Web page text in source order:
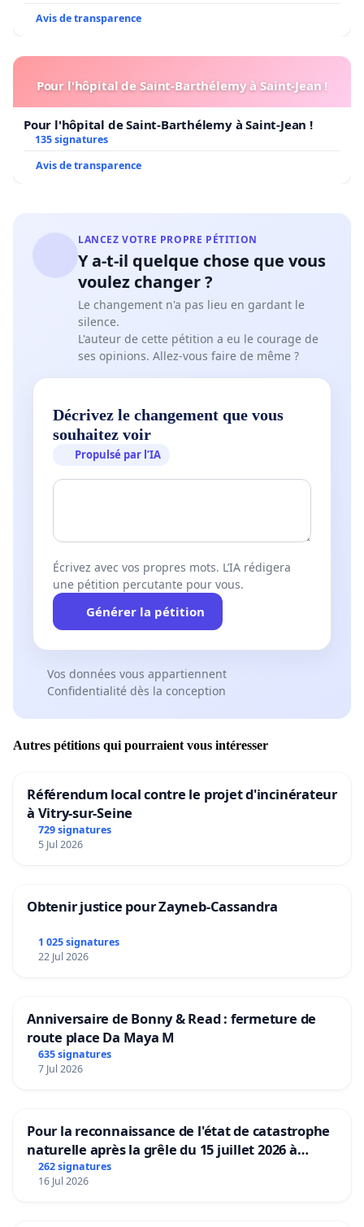
Avis de transparence
Pour l'hôpital de Saint-Barthélemy à Saint-Jean !
Pour l'hôpital de Saint-Barthélemy à Saint-Jean !
135 signatures
Avis de transparence
LANCEZ VOTRE PROPRE PÉTITION
Y a-t-il quelque chose que vous
voulez changer ?
Le changement n'a pas lieu en gardant le
silence.
L'auteur de cette pétition a eu le courage de
ses opinions. Allez-vous faire de même ?
Décrivez le changement que vous
souhaitez voir
Propulsé par l’IA
Écrivez avec vos propres mots. L’IA rédigera
une pétition percutante pour vous.
Générer la pétition
Vos données vous appartiennent
Confidentialité dès la conception
Autres pétitions qui pourraient vous intéresser
Référendum local contre le projet d'incinérateur
à Vitry-sur-Seine
729 signatures
5 Jul 2026
Obtenir justice pour Zayneb-Cassandra
1 025 signatures
22 Jul 2026
Anniversaire de Bonny & Read : fermeture de
route place Da Maya M
635 signatures
7 Jul 2026
Pour la reconnaissance de l'état de catastrophe
naturelle après la grêle du 15 juillet 2026 à
Aubenas et ses alentours
262 signatures
16 Jul 2026